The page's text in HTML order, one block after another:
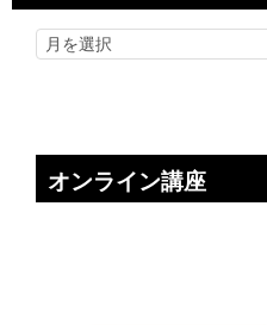
オンライン講座